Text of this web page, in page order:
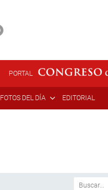
PORTAL
FOTOS DEL DÍA EDITORIAL